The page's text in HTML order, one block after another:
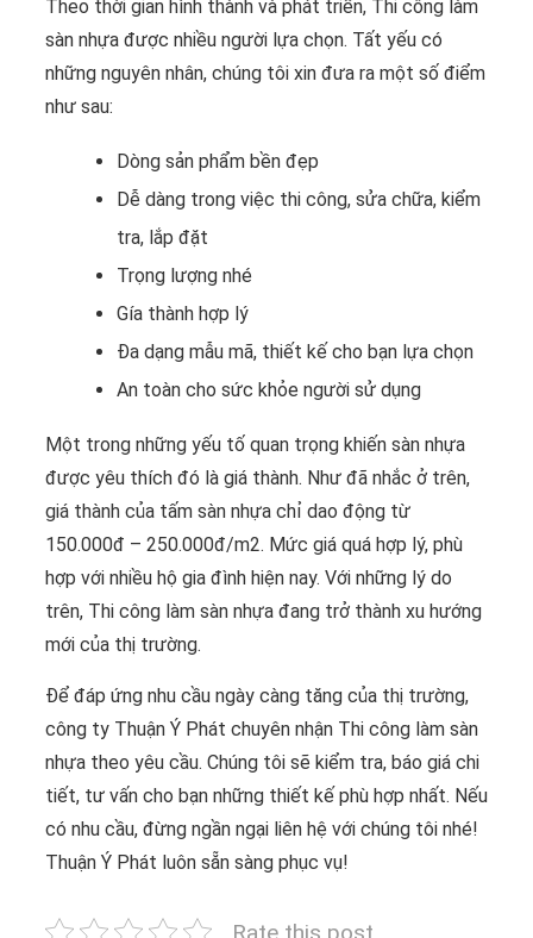
Theo thời gian hình thành và phát triển, Thi công làm
sàn nhựa được nhiều người lựa chọn. Tất yếu có
những nguyên nhân, chúng tôi xin đưa ra một số điểm
như sau:
Dòng sản phẩm bền đẹp
Dễ dàng trong việc thi công, sửa chữa, kiểm
tra, lắp đặt
Trọng lượng nhé
Gía thành hợp lý
Đa dạng mẫu mã, thiết kế cho bạn lựa chọn
An toàn cho sức khỏe người sử dụng
Một trong những yếu tố quan trọng khiến sàn nhựa
được yêu thích đó là giá thành. Như đã nhắc ở trên,
giá thành của tấm sàn nhựa chỉ dao động từ
150.000đ – 250.000đ/m2. Mức giá quá hợp lý, phù
hợp với nhiều hộ gia đình hiện nay. Với những lý do
trên, Thi công làm sàn nhựa đang trở thành xu hướng
mới của thị trường.
Để đáp ứng nhu cầu ngày càng tăng của thị trường,
công ty Thuận Ý Phát chuyên nhận Thi công làm sàn
nhựa theo yêu cầu. Chúng tôi sẽ kiểm tra, báo giá chi
tiết, tư vấn cho bạn những thiết kế phù hợp nhất. Nếu
có nhu cầu, đừng ngần ngại liên hệ với chúng tôi nhé!
Thuận Ý Phát luôn sẵn sàng phục vụ!
Rate this post